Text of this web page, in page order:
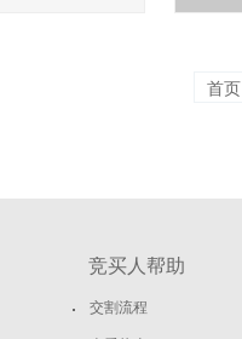
首页
竞买人帮助
交割流程